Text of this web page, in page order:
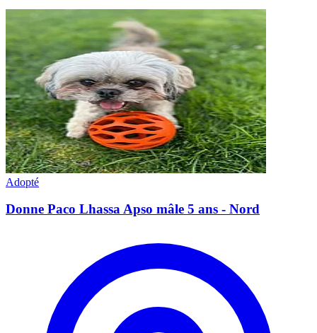
Adopté
Donne Paco Lhassa Apso mâle 5 ans - Nord